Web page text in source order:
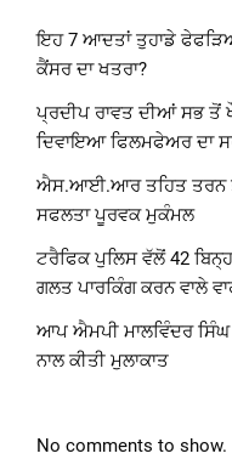
ਇਹ 7 ਆਦਤਾਂ ਤੁਹਾਡੇ
ਕੈਂਸਰ ਦਾ ਖਤਰਾ?
ਪ੍ਰਦੀਪ ਰਾਵਤ ਦੀਆਂ ਸਭ ਤੋਂ
ਦਿਵਾਇਆ ਫਿਲਮਫੇਅਰ ਦਾ
ਐਸ.ਆਈ.ਆਰ ਤਹਿਤ ਤਰਨ
ਸਫਲਤਾ ਪੂਰਵਕ ਮੁਕੰਮਲ
ਟਰੈਫਿਕ ਪੁਲਿਸ ਵੱਲੋਂ 42
ਗਲਤ ਪਾਰਕਿੰਗ ਕਰਨ ਵਾਲੇ
ਆਪ ਐਮਪੀ ਮਾਲਵਿੰਦਰ ਸਿੰਘ
ਨਾਲ ਕੀਤੀ ਮੁਲਾਕਾਤ
No comments to show.